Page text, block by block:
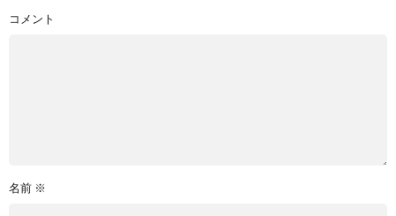
コメント
名前 ※